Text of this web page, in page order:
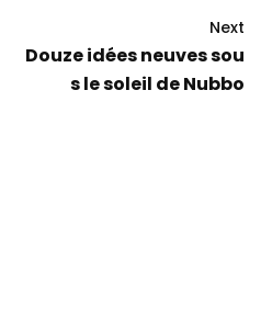
Next
Douze idées neuves sou
s le soleil de Nubbo